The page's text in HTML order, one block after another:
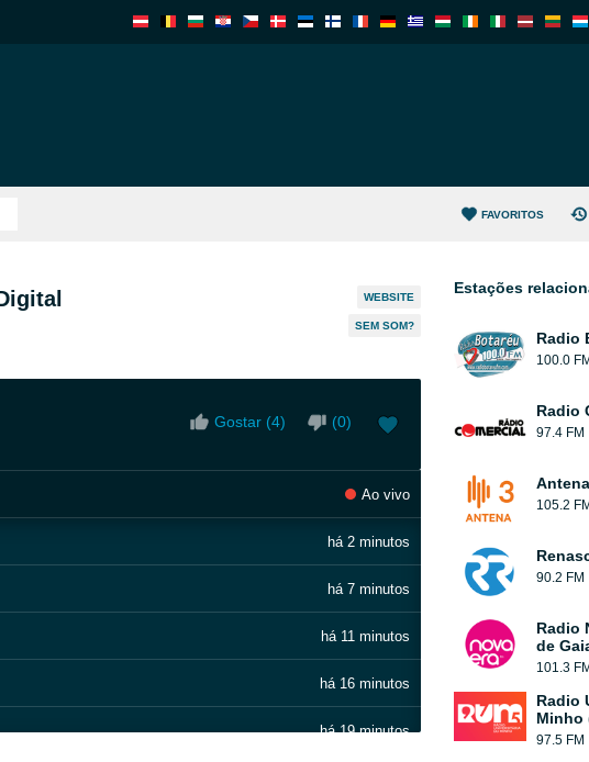
FAVORITOS
WEBSITE
SEM SOM?
Gostar (4) (0)
Ao vivo
há 2 minutos
há 7 minutos
há 11 minutos
há 16 minutos
há 19 minutos
Estações
Radio
100.0 FM
Radio
97.4 FM
105.2 FM
90.2 FM
Radio
de
101.3 FM
Radio
Minho
97.5 FM